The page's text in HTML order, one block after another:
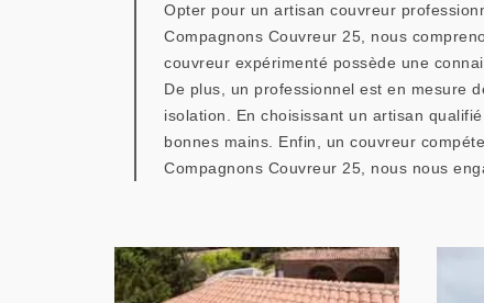
Opter pour un artisan couvreur
Compagnons Couvreur 25, nous
couvreur expérimenté possède une
De plus, un professionnel est en mesure
isolation. En choisissant un artisan
bonnes mains. Enfin, un couvreur
Compagnons Couvreur 25, nous nous